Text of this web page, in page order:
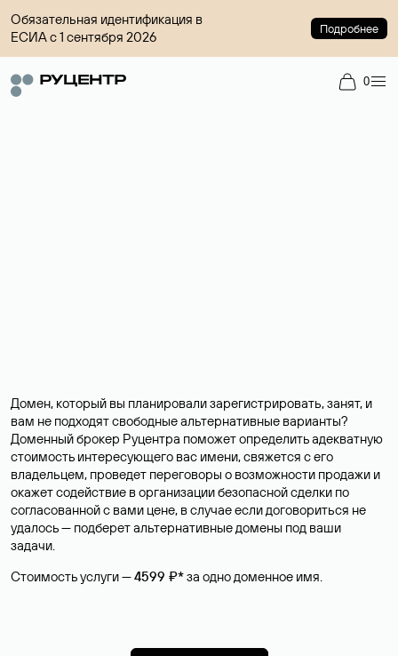
Обязательная идентификация в
ЕСИА с 1 сентября 2026
Подробнее
0
Домен, который вы планировали зарегистрировать, занят, и
вам не подходят свободные альтернативные варианты?
Доменный брокер Руцентра поможет определить адекватную
стоимость интересующего вас имени, свяжется с его
владельцем, проведет переговоры о возможности продажи и
окажет содействие в организации безопасной сделки по
согласованной с вами цене, в случае если договориться не
удалось — подберет альтернативные домены под ваши
задачи.
Стоимость услуги —4599 ₽*за одно доменное имя.